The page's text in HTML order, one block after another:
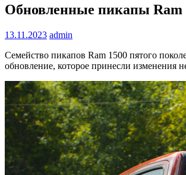
Обновленные пикапы Ram
13.11.2023 admin
Семейство пикапов Ram 1500 пятого
обновление, которое принесли изменения